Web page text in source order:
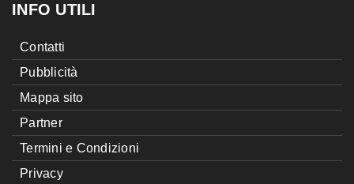
INFO UTILI
Contatti
Pubblicità
Mappa sito
Partner
Termini e Condizioni
Privacy